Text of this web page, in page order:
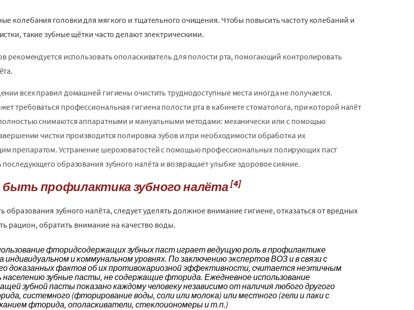
колебания головки для мягкого и тщательного очищения. Чтобы повысить частоту колебаний и
такие зубные щётки часто делают электрическими.
рекомендуется использовать ополаскиватель для полости рта, помогающий контролировать
всех правил домашней гигиены очистить труднодоступные места иногда не получается.
требоваться профессиональная гигиена полости рта в кабинете стоматолога, при которой налёт
полностью снимаются аппаратными и мануальными методами: механически или с помощью
чистки производится полировка зубов и при необходимости обработка их
препаратом. Устранение шероховатостей с помощью профессиональных полирующих паст
последующего образования зубного налёта и возвращает улыбке здоровое сияние.
быть профилактика зубного налёта[4]
образования зубного налёта, следует уделять должное внимание гигиене, отказаться от вредных
рацион, обратить внимание на качество воды.
фторидсодержащих зубных паст играет ведущую роль в профилактике
индивидуальном и коммунальном уровнях. По заключению экспертов ВОЗ и в связи с
доказанных фактов об их противокариозной эффективности, считается неэтичным
населению зубные пасты, не содержащие фторида. Ежедневное использование
зубной пасты показано каждому человеку независимо от наличия любого другого
системного (фторирование воды, соли или молока) или местного (гели и лаки с
фторида, ополаскиватели, стеклоиономеры и т.п.)